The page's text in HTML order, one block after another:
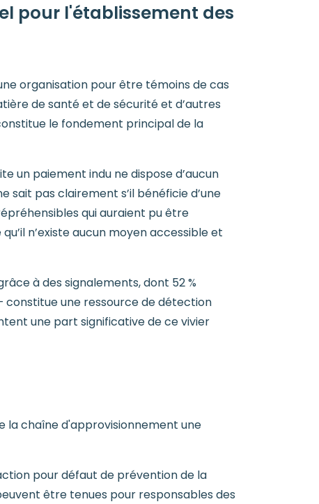
pour l'établissement des
organisation pour être témoins de cas
de santé et de sécurité et d’autres
le fondement principal de la
un paiement indu ne dispose d’aucun
sait pas clairement s’il bénéficie d’une
qui auraient pu être
n’existe aucun moyen accessible et
à des signalements, dont 52 %
constitue une ressource de détection
une part significative de ce vivier
la chaîne d'approvisionnement une
pour défaut de prévention de la
être tenues pour responsables des